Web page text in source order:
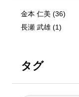
金本 仁美 (36)
長瀬 武雄(1)
タグ